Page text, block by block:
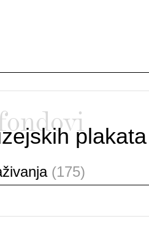
plakata
(175)